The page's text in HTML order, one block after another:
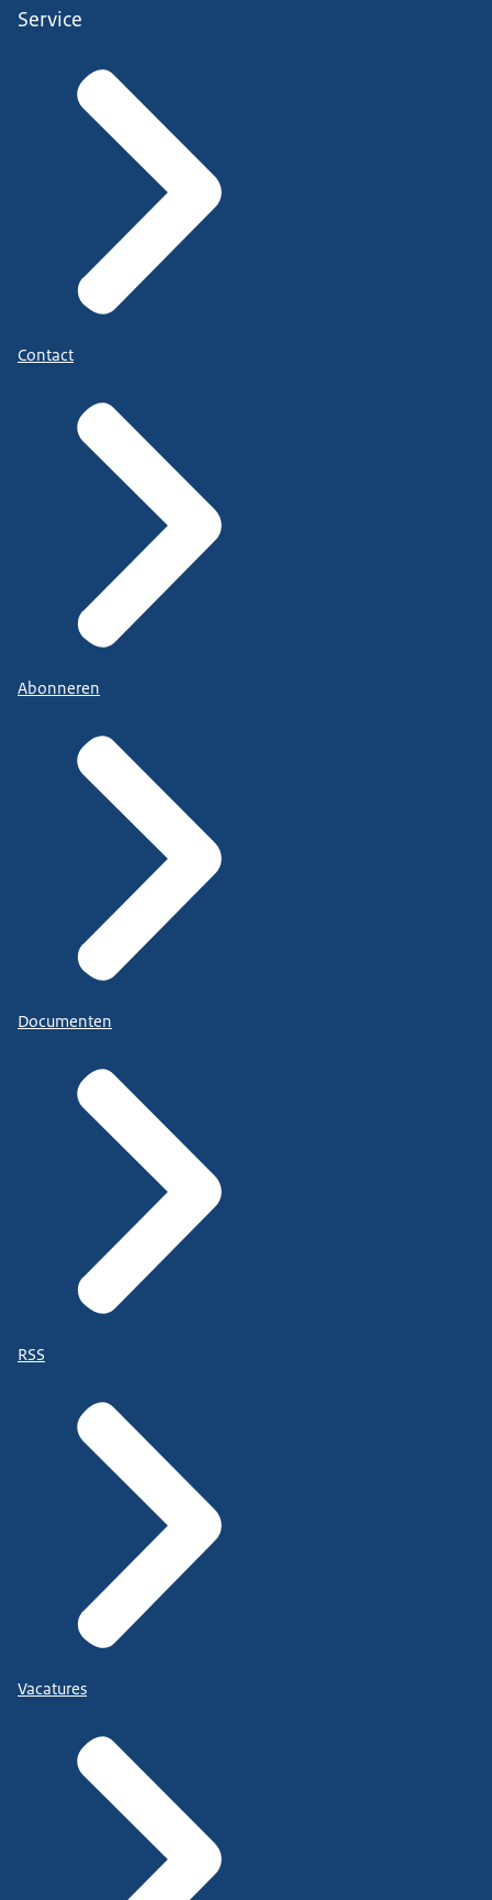
Service
Contact
Abonneren
Documenten
RSS
Vacatures